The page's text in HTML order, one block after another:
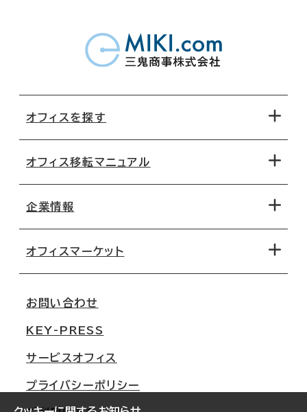
オフィスを探す
地図から探す
路線・駅から探す
オフィス移転マニュアル
移転コストシミュレーション
移転スケジュール
オフィス移転Q&A
企業情報
オフィスマーケット
大阪
名古屋
札幌
お問い合わせ
KEY-PRESS
サービスオフィス
プライバシーポリシー